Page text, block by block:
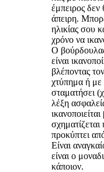
έμπειρος δεν
άπειρη.
ηλικίας σου
χρόνο να
Ο
είναι
βλέποντας
χτύπημα ή με
σταματήσει
λέξη
προκύπτει
Είναι
είναι ο
κάποιον.